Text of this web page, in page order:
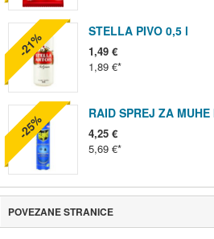
STELLA PIVO 0,5 l
1,49 €
1,89 €
-21%
RAID SPREJ ZA
4,25 €
5,69 €
-25%
POVEZANE STRANICE